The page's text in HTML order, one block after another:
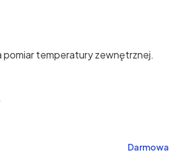
temperatury zewnętrznej.
Darmowa